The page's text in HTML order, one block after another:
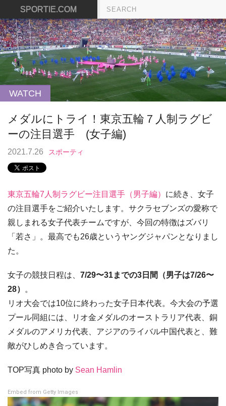
SPORTIE.COM
WATCH
メダルにトライ！東京五輪７人制ラグビ
ーの注目選手 (女子編)
2021.7.26 スポーティ
東京五輪7人制ラグビー注目選手（男子編） に続き、女子
の注目選手をご紹介いたします。サクラセブンズの愛称で
親しまれる女子代表チームですが、今回の特徴はズバリ
「若さ」。最高でも26歳というヤングジャパンとなりまし
た。
女子の競技日程は、 7/29〜31までの3日間（男子は7/26〜
28）
。
リオ大会では10位に終わった女子日本代表。今大会の予選
プール同組には、リオ金メダルのオーストラリア代表、銅
メダルのアメリカ代表、アジアのライバル中国代表と、難
敵がひしめき合っています。
TOP写真 photo by Sean Hamlin
Embed from Getty Images